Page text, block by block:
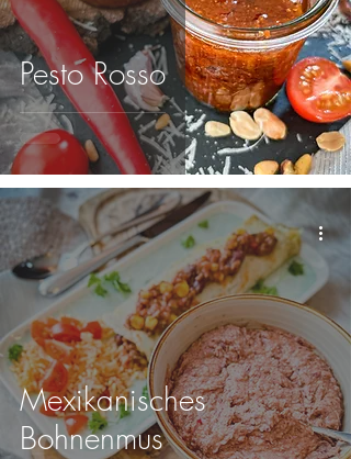
Pesto Rosso
Mexikanisches
Bohnenmus